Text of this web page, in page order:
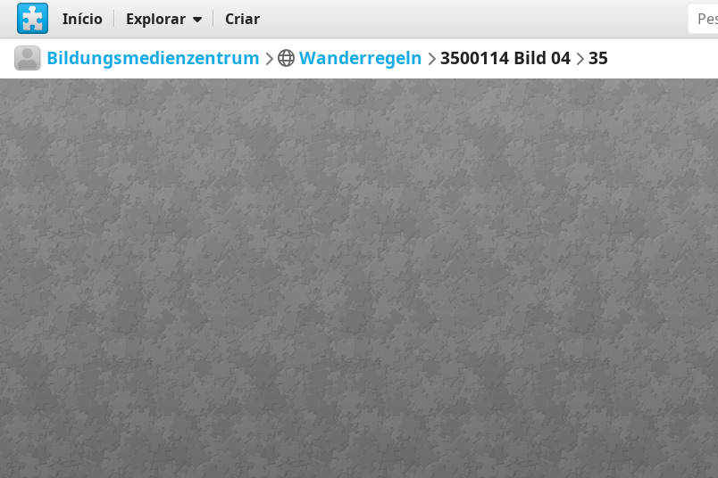
Início Explorar Criar
Bildungsmedienzentrum Wanderregeln 3500114 Bild 04 35